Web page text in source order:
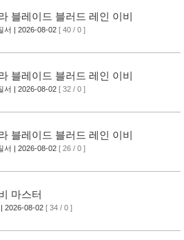
블레이드 블러드 레인 이비
서 | 2026-08-02 [ 40 / 0 ]
블레이드 블러드 레인 이비
서 | 2026-08-02 [ 32 / 0 ]
블레이드 블러드 레인 이비
서 | 2026-08-02 [ 26 / 0 ]
마스터
| 2026-08-02 [ 34 / 0 ]